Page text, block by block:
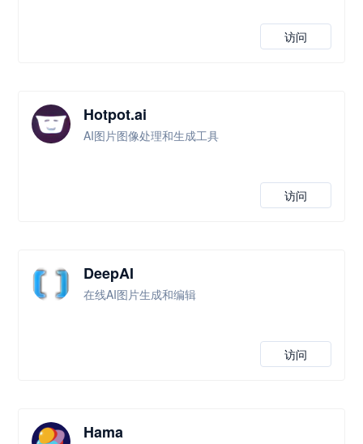
访问
Hotpot.ai
AI图片图像处理和生成工具
访问
DeepAI
在线AI图片生成和编辑
访问
Hama